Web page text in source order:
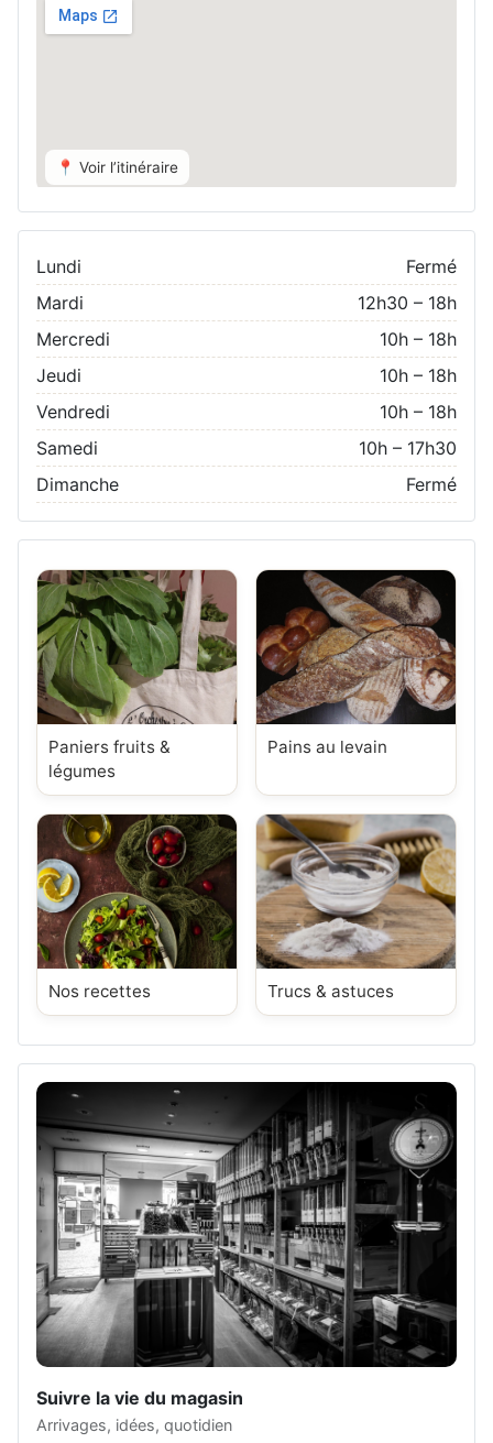
📍 Voir l’itinéraire
Lundi
Fermé
Mardi
12h30 – 18h
Mercredi
10h – 18h
Jeudi
10h – 18h
Vendredi
10h – 18h
Samedi
10h – 17h30
Dimanche
Fermé
Paniers fruits &
légumes
Pains au levain
Nos recettes Trucs & astuces
Suivre la vie du magasin
Arrivages, idées, quotidien